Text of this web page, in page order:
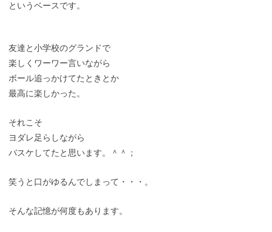
というベースです。
友達と小学校のグランドで
楽しくワーワー言いながら
ボール追っかけてたときとか
最高に楽しかった。
それこそ
ヨダレ足らしながら
バスケしてたと思います。＾＾；
笑うと口がゆるんでしまって・・・。
そんな記憶が何度もあります。